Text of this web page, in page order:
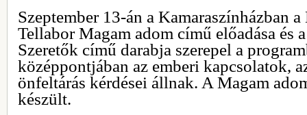
Szeptember 13-án a Kamaraszínházban
Tellabor Magam adom című előadása és
Szeretők című darabja szerepel a
középpontjában az emberi kapcsolatok,
önfeltárás kérdései állnak. A Magam
készült.